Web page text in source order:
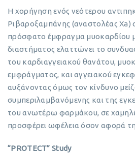
H χορήγηση ενός νεότερου
Ριβαροξαμπάνης (αναστολέας Xa)
πρόσφατο έμφραγμα μυοκαρδίου
διαστήματος ελαττώνει το
του καρδιαγγειακού θανάτου,
εμφράγματος, και αγγειακού
αυξάνοντας όμως τον κίνδυνο
συμπεριλαμβανόμενης και της
του ανωτέρω φαρμάκου, σε
προσφέρει ωφέλεια όσον αφορά
“PROTECT” Study